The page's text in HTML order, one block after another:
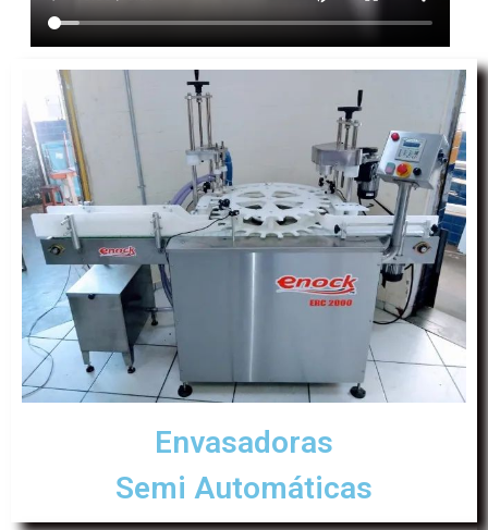
Envasadoras
Semi Automáticas